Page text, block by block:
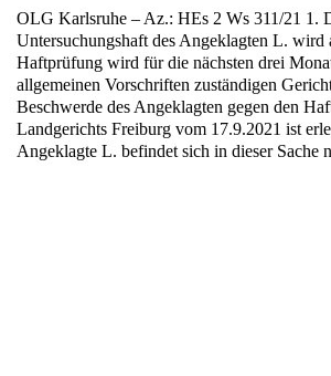
OLG Karlsruhe – Az.: HEs 2 Ws 311/21 1.
Untersuchungshaft des Angeklagten L. wird
Haftprüfung wird für die nächsten drei
allgemeinen Vorschriften zuständigen
Beschwerde des Angeklagten gegen den
Landgerichts Freiburg vom 17.9.2021 ist
Angeklagte L. befindet sich in dieser Sache